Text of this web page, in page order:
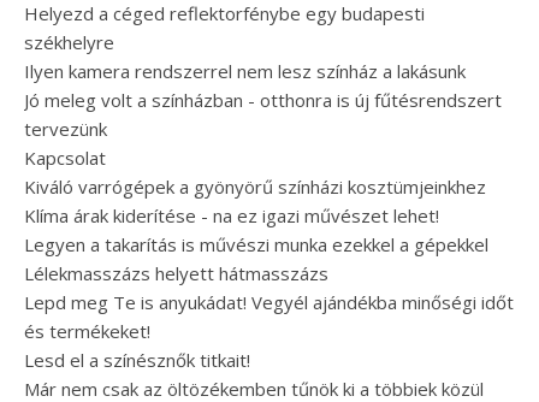
Helyezd a céged reflektorfénybe egy budapesti
székhelyre
Ilyen kamera rendszerrel nem lesz színház a lakásunk
Jó meleg volt a színházban - otthonra is új fűtésrendszert
tervezünk
Kapcsolat
Kiváló varrógépek a gyönyörű színházi kosztümjeinkhez
Klíma árak kiderítése - na ez igazi művészet lehet!
Legyen a takarítás is művészi munka ezekkel a gépekkel
Lélekmasszázs helyett hátmasszázs
Lepd meg Te is anyukádat! Vegyél ajándékba minőségi időt
és termékeket!
Lesd el a színésznők titkait!
Már nem csak az öltözékemben tűnök ki a többiek közül